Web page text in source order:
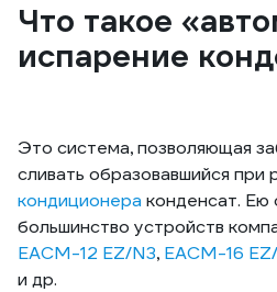
Что такое
испарение
Это система, позволяющая
сливать образовавшийся при
кондиционера конденсат. Ею
большинство устройств
EACM-12 EZ/N3, EACM-16
и др.